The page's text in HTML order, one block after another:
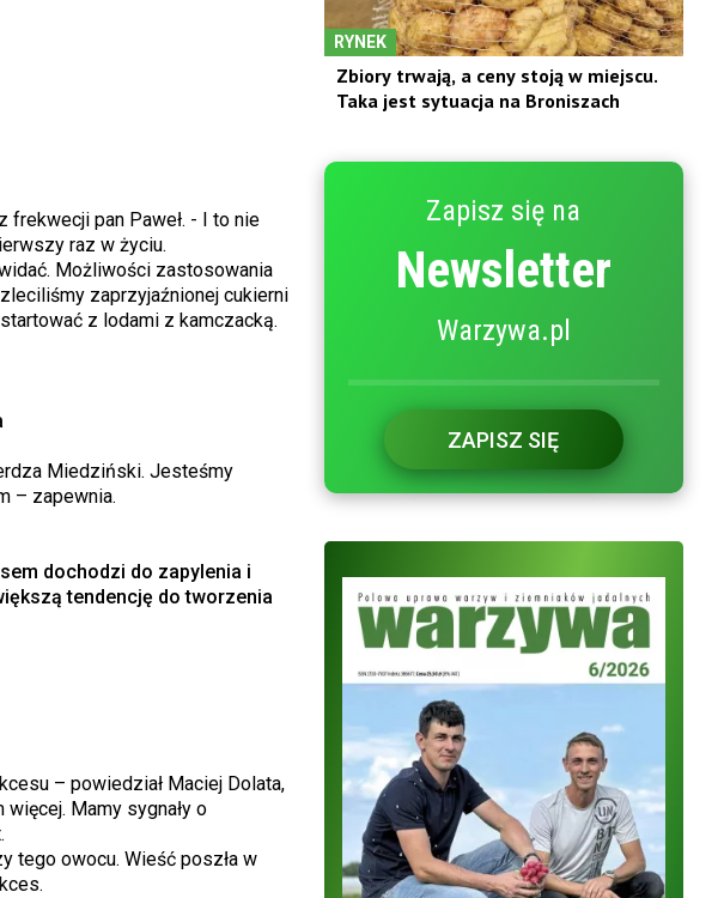
pan Paweł. - I to nie
raz w życiu.
Możliwości zastosowania
zaprzyjaźnionej cukierni
z lodami z kamczacką.
Miedziński. Jesteśmy
– zapewnia.
dochodzi do zapylenia i
tendencję do tworzenia
– powiedział Maciej Dolata,
Mamy sygnały o
tego owocu. Wieść poszła w
RYNEK
Zbiory trwają, a ceny stoją w miejscu.
Taka jest sytuacja na Broniszach
Zapisz się na
Newsletter
Warzywa.pl
ZAPISZ SIĘ